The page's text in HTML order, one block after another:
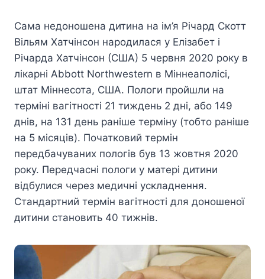
Сама недоношена дитина на ім’я Річард Скотт
Вільям Хатчінсон народилася у Елізабет і
Річарда Хатчінсон (США) 5 червня 2020 року в
лікарні Abbott Northwestern в Міннеаполісі,
штат Міннесота, США. Пологи пройшли на
терміні вагітності 21 тиждень 2 дні, або 149
днів, на 131 день раніше терміну (тобто раніше
на 5 місяців). Початковий термін
передбачуваних пологів був 13 жовтня 2020
року. Передчасні пологи у матері дитини
відбулися через медичні ускладнення.
Стандартний термін вагітності для доношеної
дитини становить 40 тижнів.